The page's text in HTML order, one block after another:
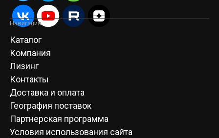
Навигация
Каталог
Компания
Лизинг
Контакты
Доставка и оплата
География поставок
Партнерская программа
Условия использования сайта